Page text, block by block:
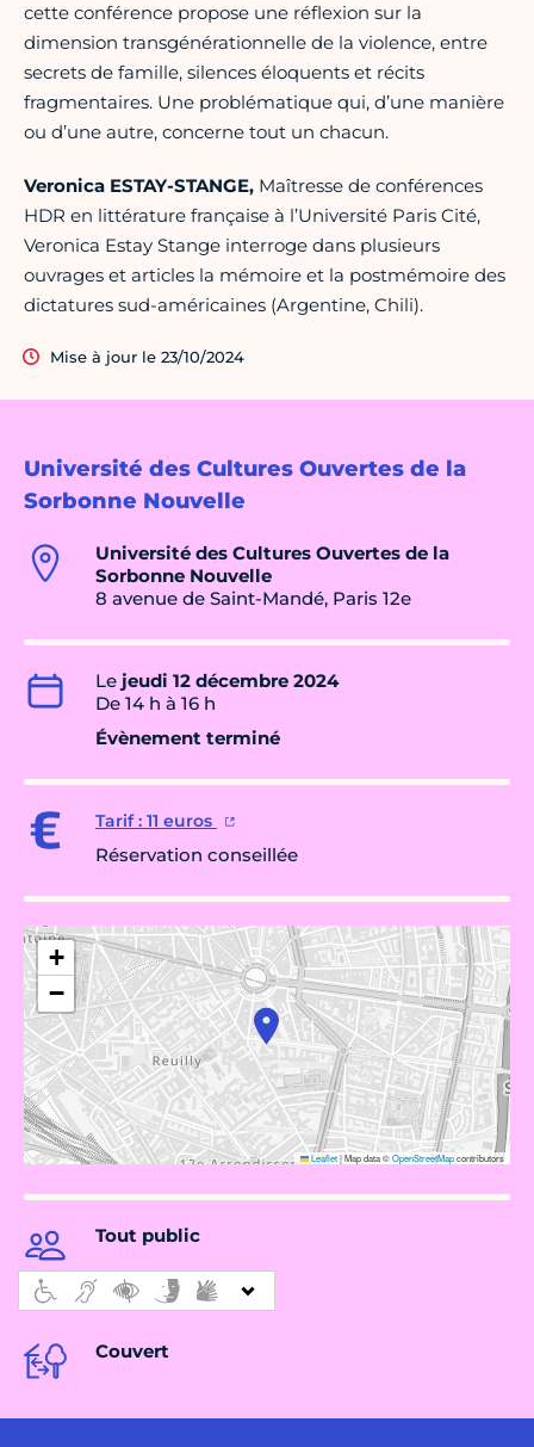
Université des Cultures Ouvertes de la
Sorbonne Nouvelle
Université des Cultures Ouvertes de la
Sorbonne Nouvelle
8 avenue de Saint-Mandé, Paris 12e
Le jeudi 12 décembre 2024
De 14 h à 16 h
Évènement terminé
Tarif : 11 euros
Réservation conseillée
+
−
Leaflet|Map data ©OpenStreetMapcontributors
Tout public
Couvert
cette conférence propose une réflexion sur la
dimension transgénérationnelle de la violence, entre
secrets de famille, silences éloquents et récits
fragmentaires. Une problématique qui, d’une manière
ou d’une autre, concerne tout un chacun.
Veronica ESTAY-STANGE, Maîtresse de conférences
HDR en littérature française à l’Université Paris Cité,
Veronica Estay Stange interroge dans plusieurs
ouvrages et articles la mémoire et la postmémoire des
dictatures sud-américaines (Argentine, Chili).
Mise à jour le 23/10/2024